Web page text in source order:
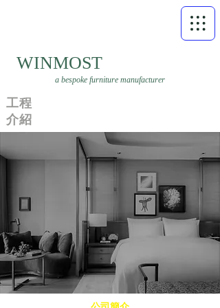
工程
​介紹
WINMOST
a bespoke furniture manufacturer